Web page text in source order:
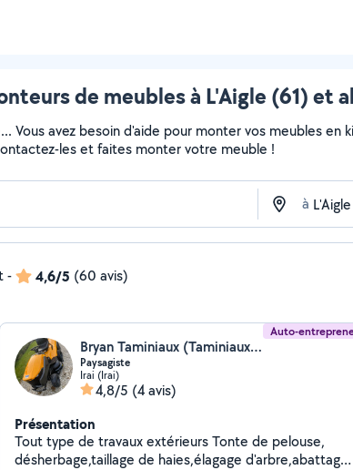
de meubles à L'Aigle (61) et
Vous avez besoin d'aide pour monter vos meubles en
les et faites monter votre meuble !
à
- 4,6/5 (60 avis)
Auto-
Bryan Taminiaux (Taminiaux Bryan)
Paysagiste
Irai (Irai)
4,8/5 (4 avis)
Présentation
Tout type de travaux extérieurs Tonte de pelouse,
désherbage,taillage de haies,élagage d'arbre,abattage